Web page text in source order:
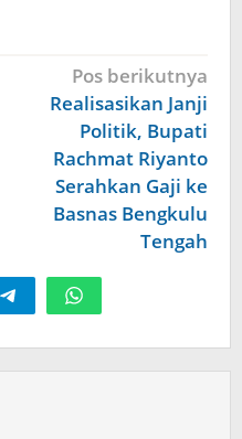
Pos berikutnya
Realisasikan Janji
Politik, Bupati
Rachmat Riyanto
Serahkan Gaji ke
Basnas Bengkulu
Tengah